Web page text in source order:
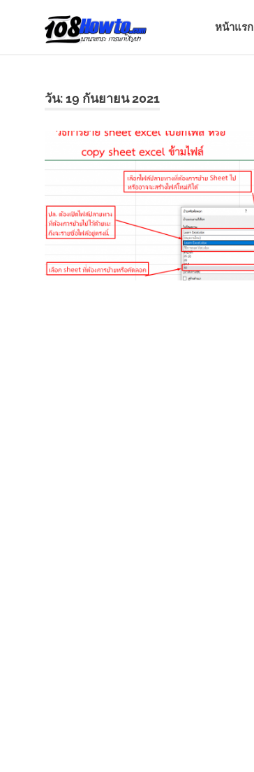
TO
นานา
สาระ
น่า
รู้
รู้
IT
และ
อื่นๆ
มากมาย
หน้าแรก
วัน:19 กันยายน 2021